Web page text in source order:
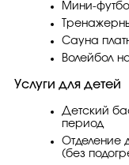
Мини-
Сауна
Волейбол
Услуги для детей
Детский
период
Отделение
(без